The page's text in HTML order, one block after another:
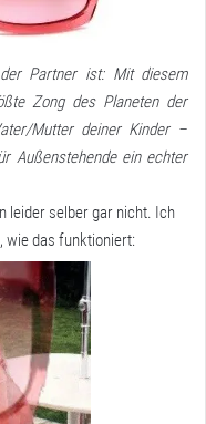
Partner ist: Mit diesem
Zong des Planeten der
Mutter deiner Kinder –
Außenstehende ein echter
leider selber gar nicht. Ich
wie das funktioniert: